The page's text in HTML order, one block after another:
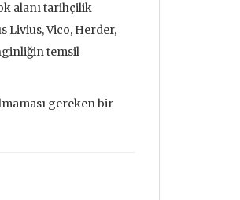
alanı tarihçilik
Livius, Vico, Herder,
temsil
gereken bir